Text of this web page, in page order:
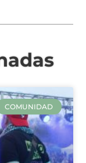
COMUNIDAD